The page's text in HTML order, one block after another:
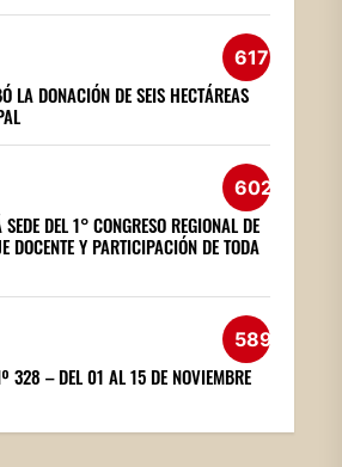
617
LA DONACIÓN DE SEIS HECTÁREAS
602
DEL 1° CONGRESO REGIONAL DE
DOCENTE Y PARTICIPACIÓN DE TODA
589
328 – DEL 01 AL 15 DE NOVIEMBRE